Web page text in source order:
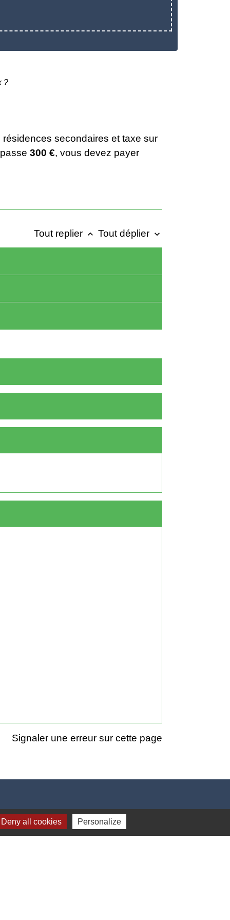
?
secondaires et taxe sur
300 €, vous devez payer
Tout replier keyboard_arrow_up Tout déplier keyboard_arrow_down
Signaler une erreur sur cette page
Deny all cookies Personalize